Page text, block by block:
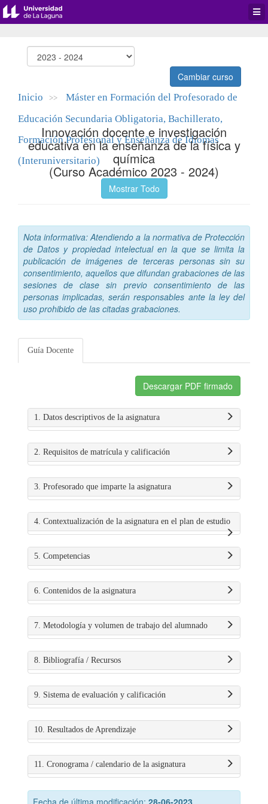
Cambiar curso
Inicio >>
Máster en Formación del Profesorado de
Educación Secundaria Obligatoria, Bachillerato,
Formación Profesional y Enseñanza de Idiomas
(Interuniversitario)
Innovación docente e investigación
educativa en la enseñanza de la física y
química
(Curso Académico 2023 - 2024)
Mostrar Todo
Nota informativa: Atendiendo a la normativa de Protección
de Datos y propiedad intelectual en la que se limita la
publicación de imágenes de terceras personas sin su
consentimiento, aquellos que difundan grabaciones de las
sesiones de clase sin previo consentimiento de las
personas implicadas, serán responsables ante la ley del
uso prohibido de las citadas grabaciones.
Guía Docente
Descargar PDF firmado
1. Datos descriptivos de la asignatura
2. Requisitos de matrícula y calificación
3. Profesorado que imparte la asignatura
4. Contextualización de la asignatura en el plan de estudio
5. Competencias
6. Contenidos de la asignatura
7. Metodología y volumen de trabajo del alumnado
8. Bibliografía / Recursos
9. Sistema de evaluación y calificación
10. Resultados de Aprendizaje
11. Cronograma / calendario de la asignatura
Fecha de última modificación: 28-06-2023